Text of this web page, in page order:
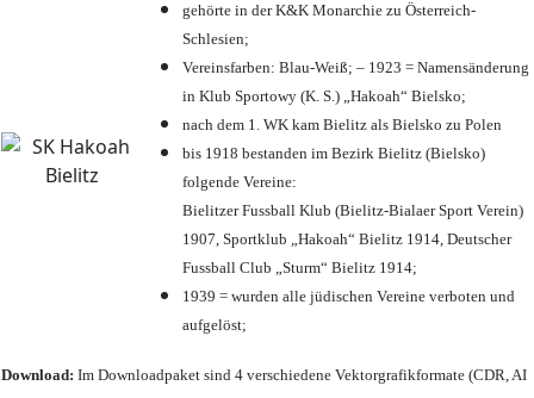
gehörte in der K&K Monarchie zu Österreich-
Schlesien;
Vereinsfarben: Blau-Weiß; – 1923 = Namensänderung
in Klub Sportowy (K. S.) „Hakoah“ Bielsko;
nach dem 1. WK kam Bielitz als Bielsko zu Polen
bis 1918 bestanden im Bezirk Bielitz (Bielsko)
folgende Vereine:
Bielitzer Fussball Klub (Bielitz-Bialaer Sport Verein)
1907, Sportklub „Hakoah“ Bielitz 1914, Deutscher
Fussball Club „Sturm“ Bielitz 1914;
1939 = wurden alle jüdischen Vereine verboten und
aufgelöst;
Download: Im Downloadpaket sind 4 verschiedene Vektorgrafikformate (CDR, AI